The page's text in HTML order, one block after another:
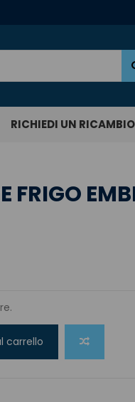
RICHIEDI UN RICAMBIO
FRIGO
carrello